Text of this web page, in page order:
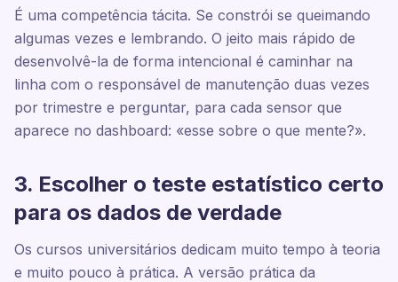
É uma competência tácita. Se constrói se queimando
algumas vezes e lembrando. O jeito mais rápido de
desenvolvê-la de forma intencional é caminhar na
linha com o responsável de manutenção duas vezes
por trimestre e perguntar, para cada sensor que
aparece no dashboard: «esse sobre o que mente?».
3. Escolher o teste estatístico certo
para os dados de verdade
Os cursos universitários dedicam muito tempo à teoria
e muito pouco à prática. A versão prática da